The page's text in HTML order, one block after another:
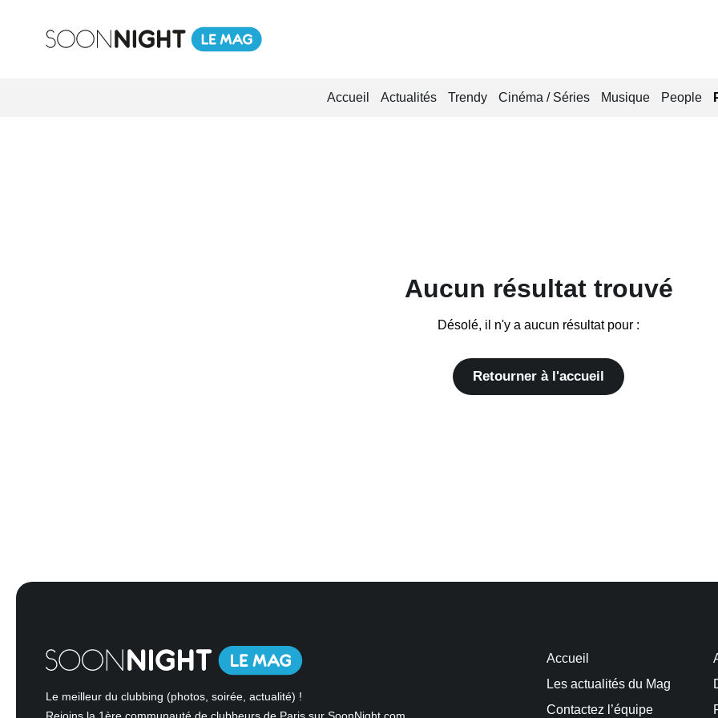
Accueil Actualités Trendy Cinéma / Séries Musique People
Aucun résultat trouvé
Désolé, il n'y a aucun résultat pour :
Retourner à l'accueil
Le meilleur du clubbing (photos, soirée, actualité) !
Accueil
Les actualités du Mag
Contactez l’équipe